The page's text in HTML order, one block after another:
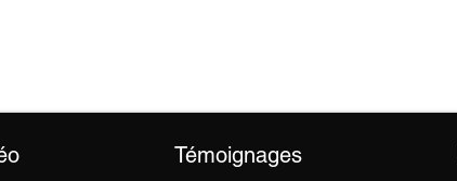
Témoignages